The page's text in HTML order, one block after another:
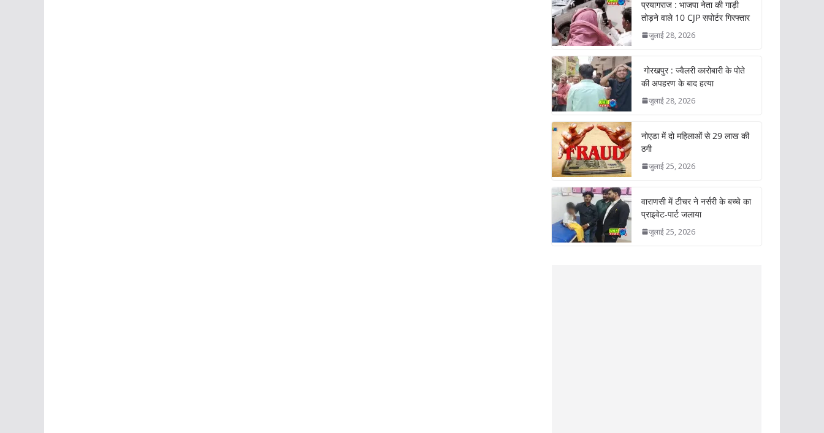
प्रयागराज : भाजपा नेता की गाड़ी
तोड़ने वाले 10 CJP सपोर्टर गिरफ्तार
जुलाई 28, 2026
गोरखपुर : ज्वैलरी कारोबारी के पोते
की अपहरण के बाद हत्या
जुलाई 28, 2026
नोएडा में दो महिलाओं से 29 लाख की
ठगी
जुलाई 25, 2026
वाराणसी में टीचर ने नर्सरी के बच्चे का
प्राइवेट-पार्ट जलाया
जुलाई 25, 2026